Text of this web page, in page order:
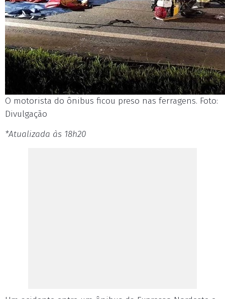
O motorista do ônibus ficou preso nas ferragens. Foto:
Divulgação
*Atualizada às 18h20